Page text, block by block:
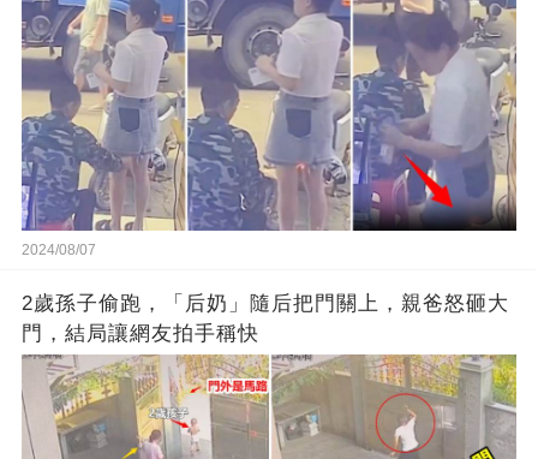
2024/08/07
2歲孫子偷跑，「后奶」隨后把門關上，親爸怒砸大
門，結局讓網友拍手稱快